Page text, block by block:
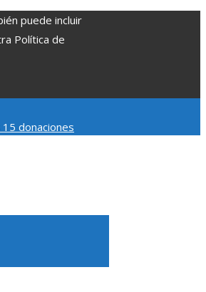
puede incluir
Política de
15 donaciones